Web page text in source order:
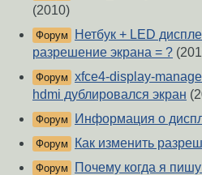
(2010)
Форум
Нетбук + LED
разрешение экрана = ?
Форум xfce4-display-
hdmi дублировался экран
Форум Информация о
Форум Как изменить
Форум
Почему когда я